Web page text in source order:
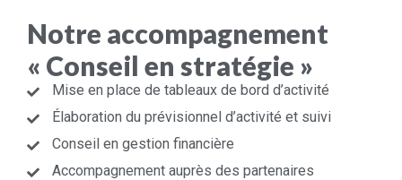
Notre accompagnement
« Conseil en stratégie »
Mise en place de tableaux de bord d’activité
Élaboration du prévisionnel d’activité et suivi
Conseil en gestion financière
Accompagnement auprès des partenaires